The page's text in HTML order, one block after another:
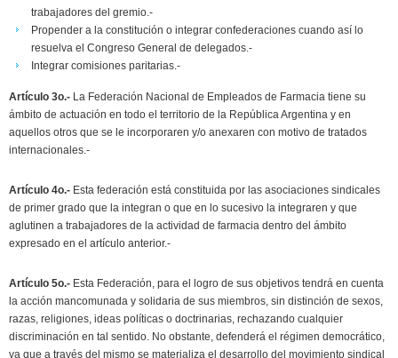
trabajadores del gremio.-
Propender a la constitución o integrar confederaciones cuando así lo
resuelva el Congreso General de delegados.-
Integrar comisiones paritarias.-
Artículo 3o.- La Federación Nacional de Empleados de Farmacia tiene su
ámbito de actuación en todo el territorio de la República Argentina y en
aquellos otros que se le incorporaren y/o anexaren con motivo de tratados
internacionales.-
Artículo 4o.- Esta federación está constituida por las asociaciones sindicales
de primer grado que la integran o que en lo sucesivo la integraren y que
aglutinen a trabajadores de la actividad de farmacia dentro del ámbito
expresado en el artículo anterior.-
Artículo 5o.- Esta Federación, para el logro de sus objetivos tendrá en cuenta
la acción mancomunada y solidaria de sus miembros, sin distinción de sexos,
razas, religiones, ideas políticas o doctrinarias, rechazando cualquier
discriminación en tal sentido. No obstante, defenderá el régimen democrático,
ya que a través del mismo se materializa el desarrollo del movimiento sindical